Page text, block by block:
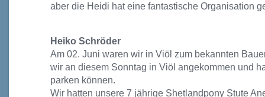
aber die Heidi hat eine fantastische Organisation
Heiko Schröder
Am 02. Juni waren wir in Viöl zum bekannten
wir an diesem Sonntag in Viöl angekommen und
parken können.
Wir hatten unsere 7 jährige Shetlandpony Stute